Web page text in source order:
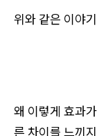
위와 같은 이야
왜 이렇게 효과
른 차이를 느끼